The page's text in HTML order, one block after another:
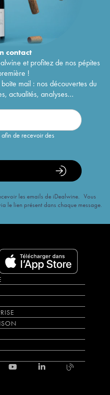
contact
et profitez de nos pépites
!
mail : nos découvertes du
actualités, analyses...
de recevoir des
les emails de iDealwine. Vous
le lien présent dans chaque message.